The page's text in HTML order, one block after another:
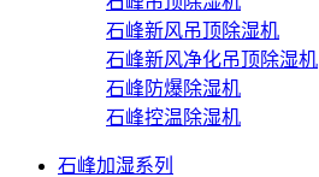
石峰新风吊顶除湿机
石峰新风净化吊顶除湿机
石峰防爆除湿机
石峰控温除湿机
石峰加湿系列